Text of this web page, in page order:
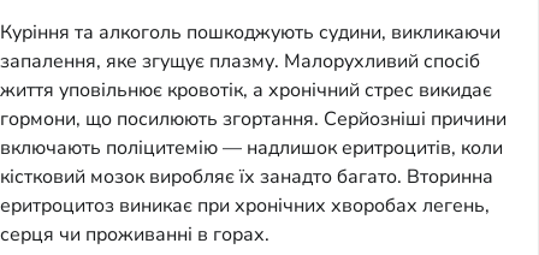
Куріння та алкоголь пошкоджують судини, викликаючи
запалення, яке згущує плазму. Малорухливий спосіб
життя уповільнює кровотік, а хронічний стрес викидає
гормони, що посилюють згортання. Серйозніші причини
включають поліцитемію — надлишок еритроцитів, коли
кістковий мозок виробляє їх занадто багато. Вторинна
еритроцитоз виникає при хронічних хворобах легень,
серця чи проживанні в горах.